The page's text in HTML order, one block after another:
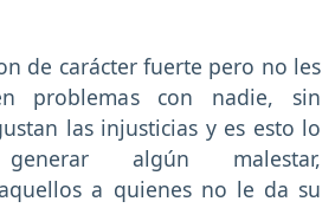
de carácter fuerte pero no les
problemas con nadie, sin
las injusticias y es esto lo
algún malestar,
a quienes no le da su